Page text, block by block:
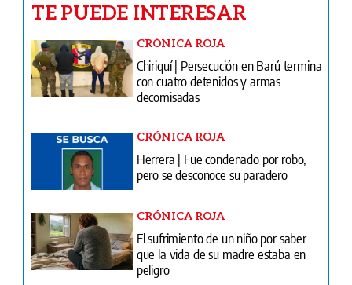
TE PUEDE INTERESAR
CRÓNICA ROJA
Chiriquí | Persecución en Barú termina
con cuatro detenidos y armas
decomisadas
CRÓNICA ROJA
Herrera | Fue condenado por robo,
pero se desconoce su paradero
CRÓNICA ROJA
El sufrimiento de un niño por saber
que la vida de su madre estaba en
peligro